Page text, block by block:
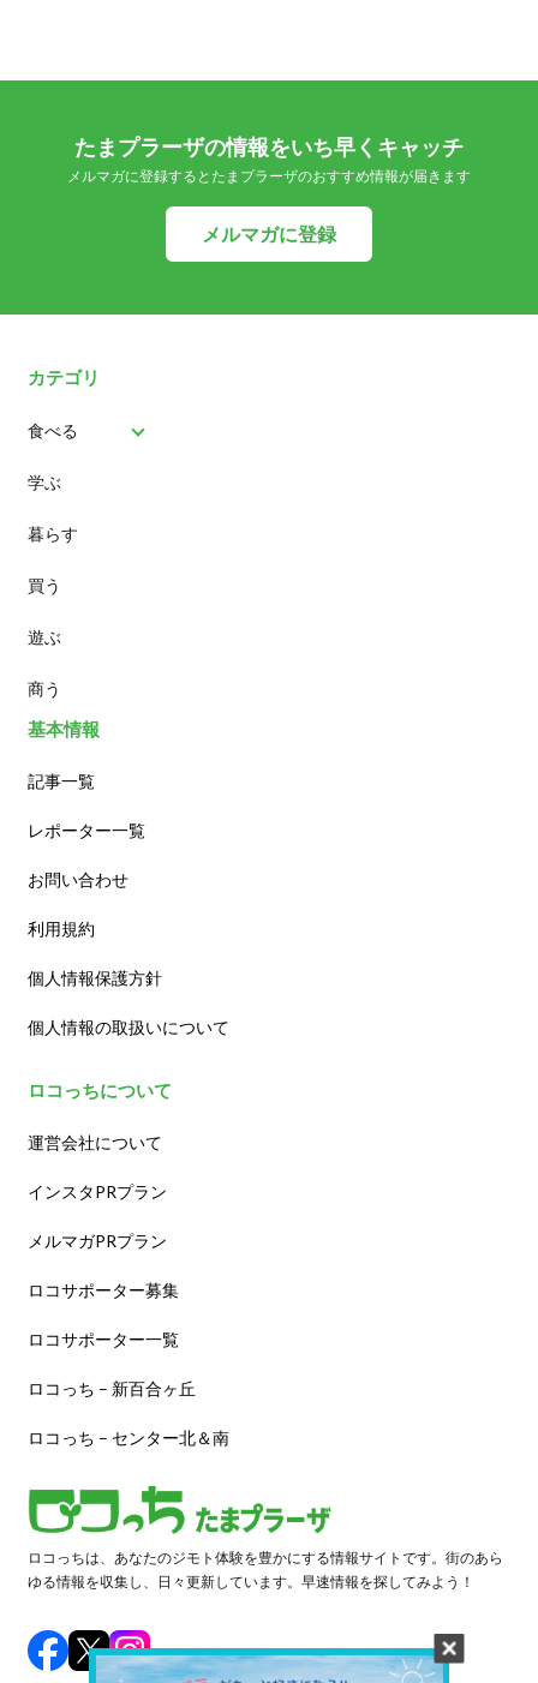
たまプラーザの情報をいち早くキャッチ
メルマガに登録するとたまプラーザのおすすめ情報が届きます
メルマガに登録
カテゴリ
食べる
パン
スイーツ
ランチ
カフェ
学ぶ
暮らす
買う
遊ぶ
商う
基本情報
記事一覧
レポーター一覧
お問い合わせ
利用規約
個人情報保護方針
個人情報の取扱いについて
ロコっちについて
運営会社について
インスタPRプラン
メルマガPRプラン
ロコサポーター募集
ロコサポーター一覧
ロコっち – 新百合ヶ丘
ロコっち – センター北＆南
ロコっちは、あなたのジモト体験を豊かにする情報サイトです。街のあら
ゆる情報を収集し、日々更新しています。早速情報を探してみよう！